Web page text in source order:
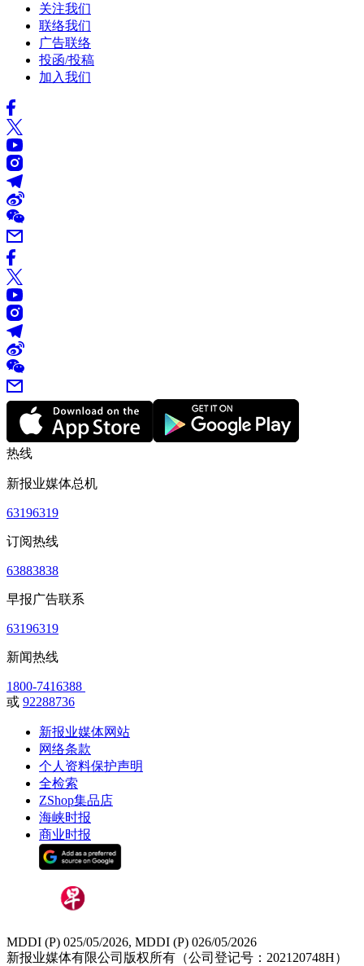
关注我们
联络我们
广告联络
投函/投稿
加入我们
热线
新报业媒体总机
63196319
订阅热线
63883838
早报广告联系
63196319
新闻热线
1800-7416388
或 92288736
新报业媒体网站
网络条款
个人资料保护声明
全检索
ZShop集品店
海峡时报
商业时报
MDDI (P) 025/05/2026, MDDI (P) 026/05/2026
新报业媒体有限公司版权所有（公司登记号：202120748H）